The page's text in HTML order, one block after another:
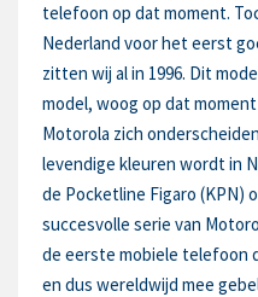
telefoon op dat moment.
Nederland voor het eerst
zitten wij al in 1996. Dit
model, woog op dat
Motorola zich
levendige kleuren wordt in
de Pocketline Figaro (KPN)
succesvolle serie van
de eerste mobiele telefoon
en dus wereldwijd mee